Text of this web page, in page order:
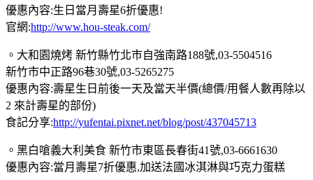
優惠內容:生日當月壽星6折優惠!
官網:http://www.hou-steak.com/
。大和園燒烤 新竹縣竹北巿自強南路188號,03-5504516
新竹市中正路96巷30號,03-5265275
優惠內容:壽星生日前後一天及當天半價(總價/用餐人數再除以
2 來計壽星的部份)
食記分享:http://yufentai.pixnet.net/blog/post/437045713
。黑白嗆義大利美食 新竹市東區長春街41號,03-6661630
優惠內容:當月壽星7折優惠,加送法國冰淇淋與巧克力蛋糕